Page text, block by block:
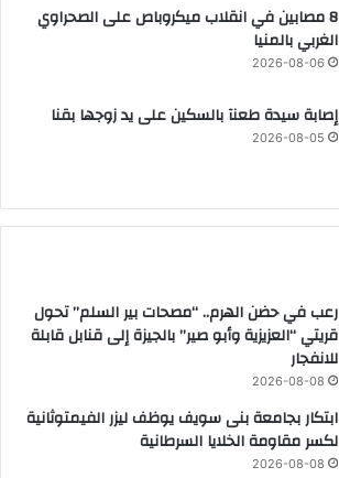
8 مصابين في انقلاب ميكروباص على الصحراوي
الغربي بالمنيا
2026-08-06
إصابة سيدة طعنآ بالسكين على يد زوجها بقنا
2026-08-05
رعب في حضن الهرم.. “مصحات بير السلم” تحول
قريتي “العزيزية وأبو صير” بالجيزة إلى قنابل قابلة
للانفجار
2026-08-08
ابتكار بجامعة بنى سويف يوظف ليزر الفيمتوثانية
لكسر مقاومة الخلايا السرطانية
2026-08-08